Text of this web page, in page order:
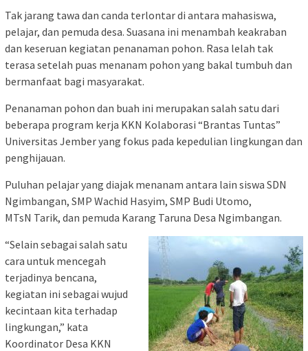
Tak jarang tawa dan canda terlontar di antara mahasiswa,
pelajar, dan pemuda desa. Suasana ini menambah keakraban
dan keseruan kegiatan penanaman pohon. Rasa lelah tak
terasa setelah puas menanam pohon yang bakal tumbuh dan
bermanfaat bagi masyarakat.
Penanaman pohon dan buah ini merupakan salah satu dari
beberapa program kerja KKN Kolaborasi “Brantas Tuntas”
Universitas Jember yang fokus pada kepedulian lingkungan dan
penghijauan.
Puluhan pelajar yang diajak menanam antara lain siswa SDN
Ngimbangan, SMP Wachid Hasyim, SMP Budi Utomo,
MTsN Tarik, dan pemuda Karang Taruna Desa Ngimbangan.
“Selain sebagai salah satu
cara untuk mencegah
terjadinya bencana,
kegiatan ini sebagai wujud
kecintaan kita terhadap
lingkungan,” kata
Koordinator Desa KKN